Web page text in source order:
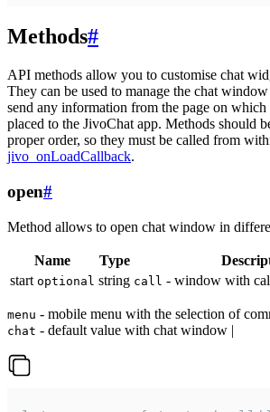
Methods#
API methods allow you to customise chat
They can be used to manage the chat
send any information from the page on
placed to the JivoChat app. Methods should
proper order, so they must be called from
jivo_onLoadCallback.
open#
Method allows to open chat window in
Name Type
start optional string call - window with
menu - mobile menu with the selection of
chat - default value with chat window |